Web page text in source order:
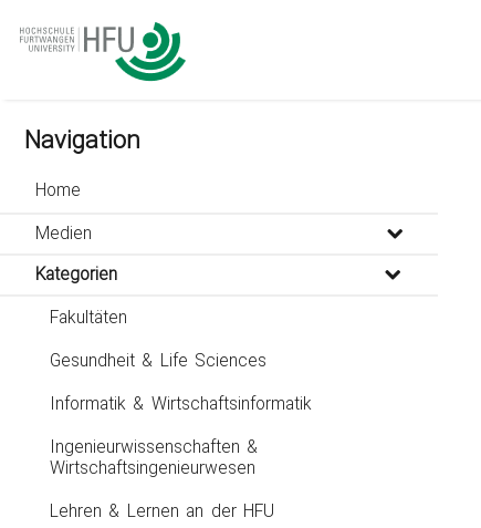
Navigation
Home
Medien
Kategorien
Fakultäten
Gesundheit & Life Sciences
Informatik & Wirtschaftsinformatik
Ingenieurwissenschaften &
Wirtschaftsingenieurwesen
Lehren & Lernen an der HFU